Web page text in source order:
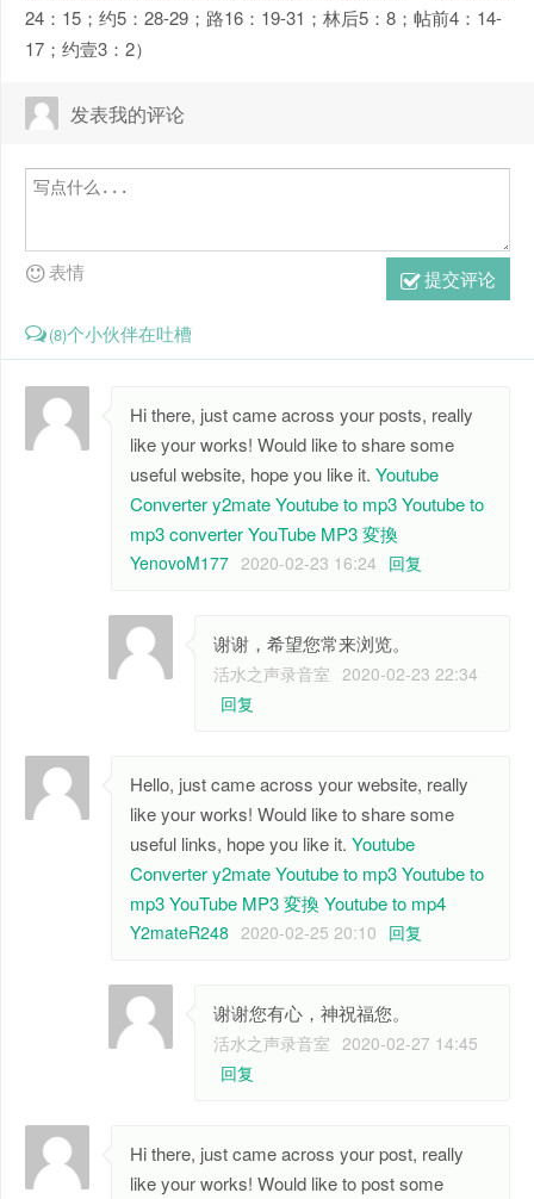
24：15；约5：28-29；路16：19-31；林后5：8；帖前4：14-
17；约壹3：2）
发表我的评论
提交评论
表情
(8)个小伙伴在吐槽
Hi there, just came across your posts, really
like your works! Would like to share some
useful website, hope you like it. Youtube
Convertery2mateYoutube to mp3Youtube to
mp3 converterYouTube MP3 変換
YenovoM177 2020-02-23 16:24 回复
谢谢，希望您常来浏览。
活水之声录音室 2020-02-23 22:34
回复
Hello, just came across your website, really
like your works! Would like to share some
useful links, hope you like it. Youtube
Convertery2mateYoutube to mp3Youtube to
mp3YouTube MP3 変換Youtube to mp4
Y2mateR248 2020-02-25 20:10 回复
谢谢您有心，神祝福您。
活水之声录音室 2020-02-27 14:45
回复
Hi there, just came across your post, really
like your works! Would like to post some